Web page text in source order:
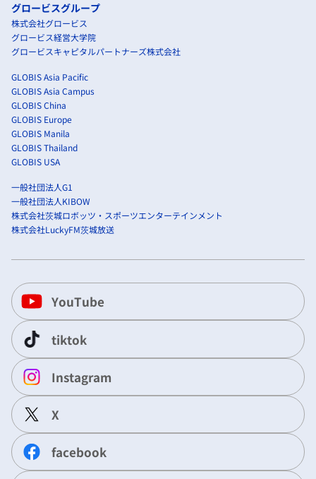
グロービスグループ
株式会社グロービス
グロービス経営大学院
グロービスキャピタルパートナーズ株式会社
GLOBIS Asia Pacific
GLOBIS Asia Campus
GLOBIS China
GLOBIS Europe
GLOBIS Manila
GLOBIS Thailand
GLOBIS USA
一般社団法人G1
一般社団法人KIBOW
株式会社茨城ロボッツ・スポーツエンターテインメント
株式会社LuckyFM茨城放送
YouTube
tiktok
Instagram
X
facebook